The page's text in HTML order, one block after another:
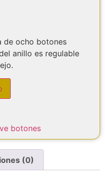
de ocho botones
anillo es regulable
botones
(0)